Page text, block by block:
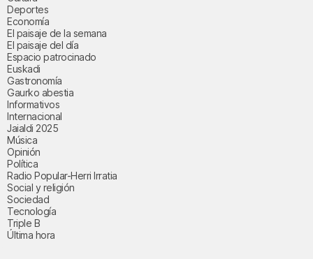
Deportes
Economía
El paisaje de la semana
El paisaje del día
Espacio patrocinado
Euskadi
Gastronomía
Gaurko abestia
Informativos
Internacional
Jaialdi 2025
Música
Opinión
Política
Radio Popular-Herri Irratia
Social y religión
Sociedad
Tecnología
Triple B
Última hora